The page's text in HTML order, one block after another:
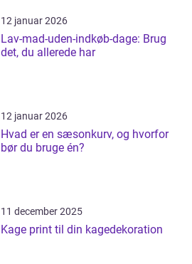
12 januar 2026
Lav-mad-uden-indkøb-dage: Brug
det, du allerede har
12 januar 2026
Hvad er en sæsonkurv, og hvorfor
bør du bruge én?
11 december 2025
Kage print til din kagedekoration